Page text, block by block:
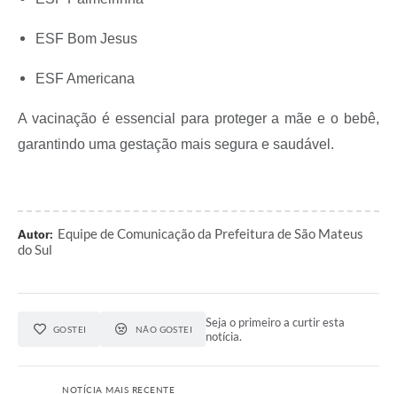
Carta de Serviços
Legislação
Agenda
ESF Bom Jesus
ESF Americana
A vacinação é essencial para proteger a mãe e o bebê,
garantindo uma gestação mais segura e saudável.
Autor: Equipe de Comunicação da Prefeitura de São Mateus
do Sul
GOSTEI NÃO GOSTEI
Seja o primeiro a curtir esta
notícia.
NOTÍCIA MAIS RECENTE